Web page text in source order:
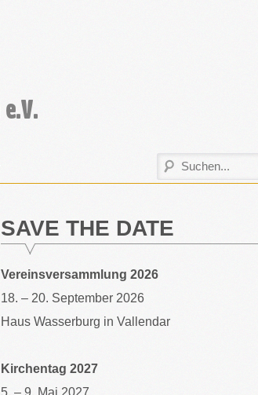
SAVE THE DATE
Vereinsversammlung 2026
18. – 20. September 2026
Haus Wasserburg in Vallendar
Kirchentag 2027
5. – 9. Mai 2027